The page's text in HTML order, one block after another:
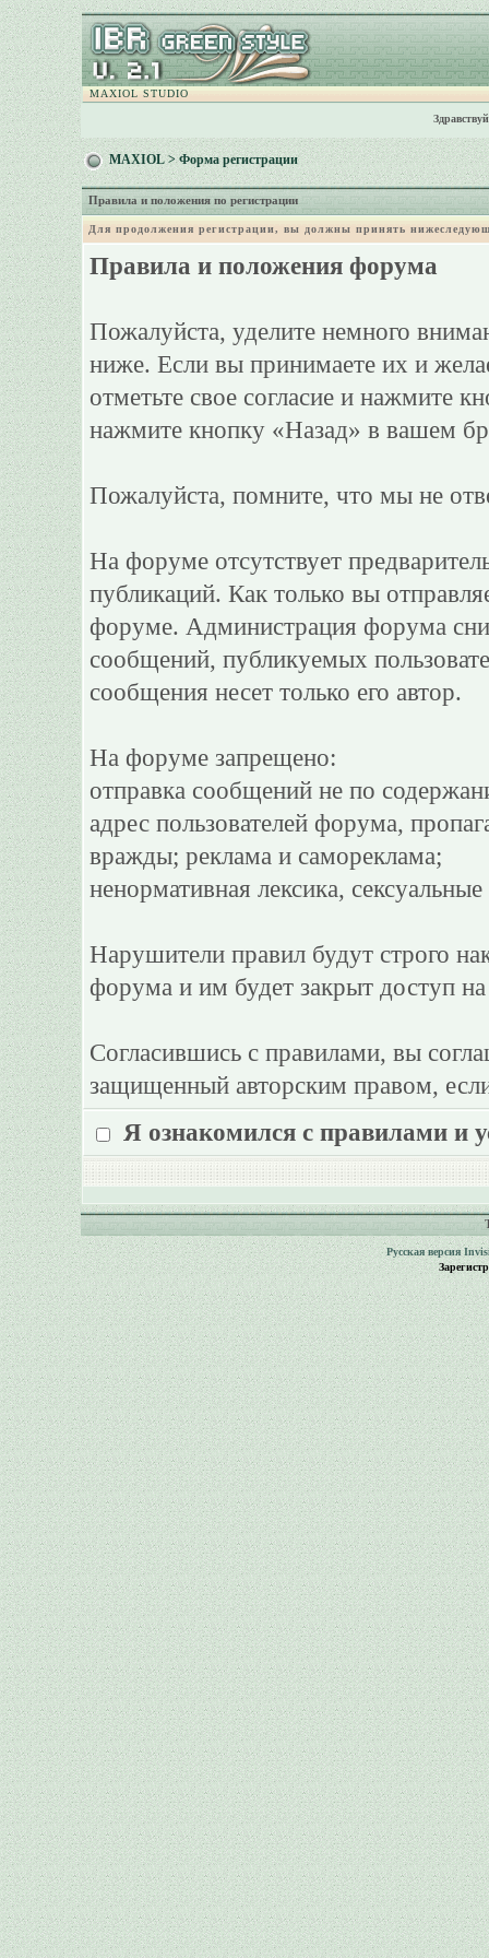
MAXIOL STUDIO
MAXIOL> Форма регистрации
Правила и положения по регистрации
Для продолжения регистрации, вы должны принять
Правила и положения форума
Пожалуйста, уделите немного
ниже. Если вы принимаете их и
отметьте свое согласие и нажмите
нажмите кнопку «Назад» в вашем
Пожалуйста, помните, что мы не
На форуме отсутствует
публикаций. Как только вы
форуме. Администрация форума
сообщений, публикуемых
сообщения несет только его автор.
На форуме запрещено:
отправка сообщений не по
адрес пользователей форума,
вражды; реклама и самореклама;
ненормативная лексика,
Нарушители правил будут строго
форума и им будет закрыт доступ
Согласившись с правилами, вы
защищенный авторским правом,
Я ознакомился с правилами и
Русская версия